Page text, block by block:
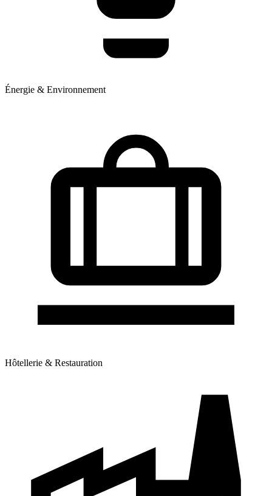
Énergie & Environnement
Hôtellerie & Restauration